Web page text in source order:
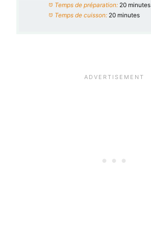
Temps de préparation: 20 minutes
Temps de cuisson: 20 minutes